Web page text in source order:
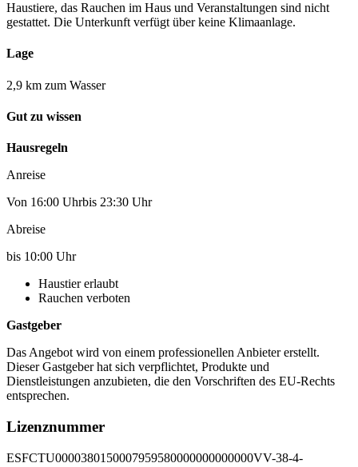
Haustiere, das Rauchen im Haus und Veranstaltungen sind nicht
gestattet. Die Unterkunft verfügt über keine Klimaanlage.
Lage
2,9 km zum Wasser
Gut zu wissen
Hausregeln
Anreise
Von 16:00 Uhrbis 23:30 Uhr
Abreise
bis 10:00 Uhr
Haustier erlaubt
Rauchen verboten
Gastgeber
Das Angebot wird von einem professionellen Anbieter erstellt.
Dieser Gastgeber hat sich verpflichtet, Produkte und
Dienstleistungen anzubieten, die den Vorschriften des EU-Rechts
entsprechen.
Lizenznummer
ESFCTU0000380150007959580000000000000VV-38-4-